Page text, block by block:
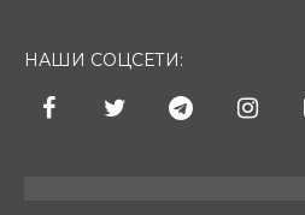
НАШИ СОЦСЕТИ: